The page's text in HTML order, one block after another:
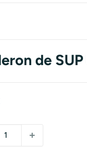
de SUP